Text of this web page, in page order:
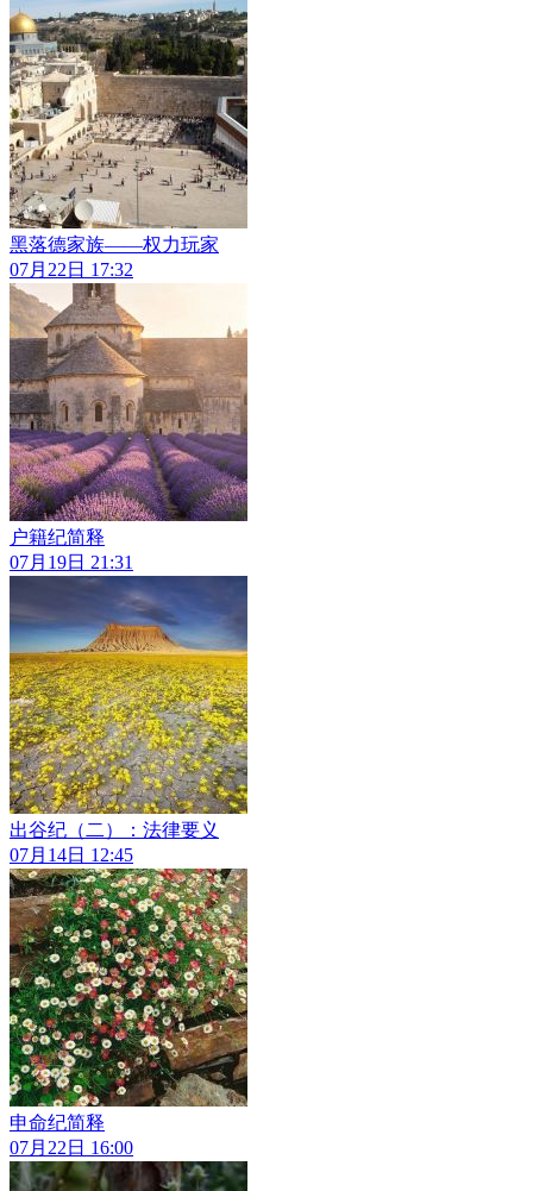
黑落德家族——权力玩家
07月22日 17:32
户籍纪简释
07月19日 21:31
出谷纪（二）：法律要义
07月14日 12:45
申命纪简释
07月22日 16:00